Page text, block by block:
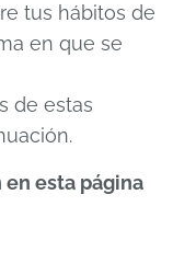
tus hábitos de
en que se
de estas
esta página